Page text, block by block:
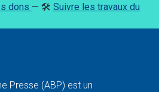
dons — 🛠️ Suivre les travaux du
Presse (ABP) est un